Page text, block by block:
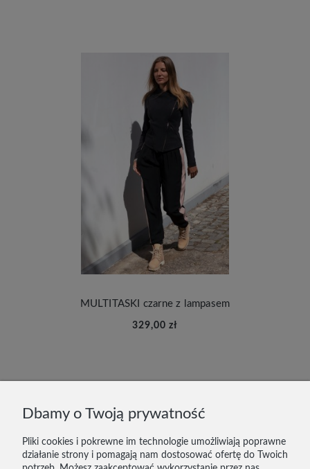
MULTITASKI czarne z lampasem
329,00 zł
DOSTAWA I PŁATNOŚĆ
KONTAKT
Dbamy o Twoją prywatność
Pliki cookies i pokrewne im technologie umożliwiają poprawne
działanie strony i pomagają nam dostosować ofertę do Twoich